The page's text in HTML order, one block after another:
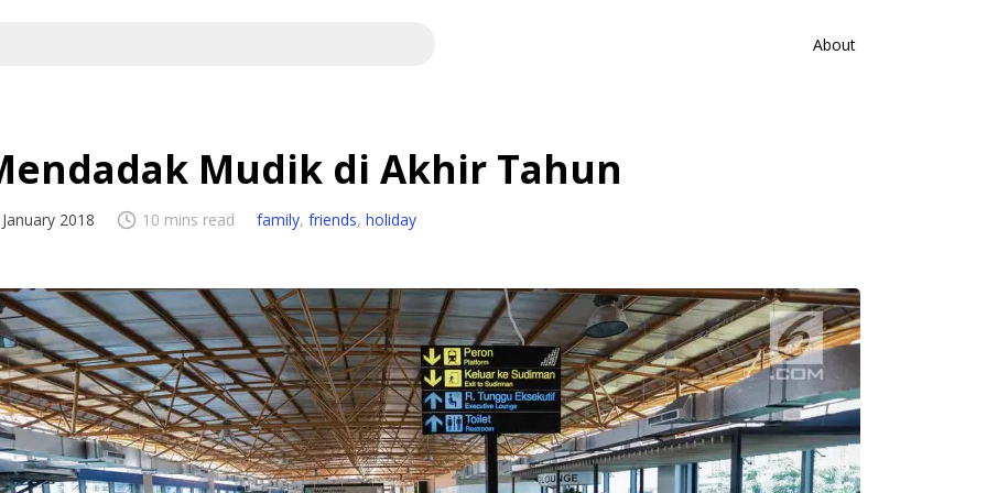
About
Mudik di Akhir Tahun
2018 10 mins read family, friends, holiday